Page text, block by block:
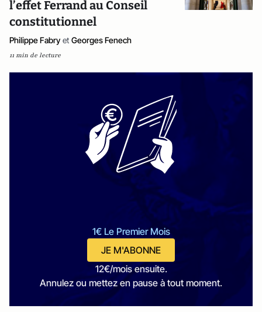
l’effet Ferrand au Conseil
constitutionnel
Philippe Fabry et Georges Fenech
11 min de lecture
1€ Le Premier Mois
JE M'ABONNE
12€/mois ensuite.
Annulez ou mettez en pause à tout moment.